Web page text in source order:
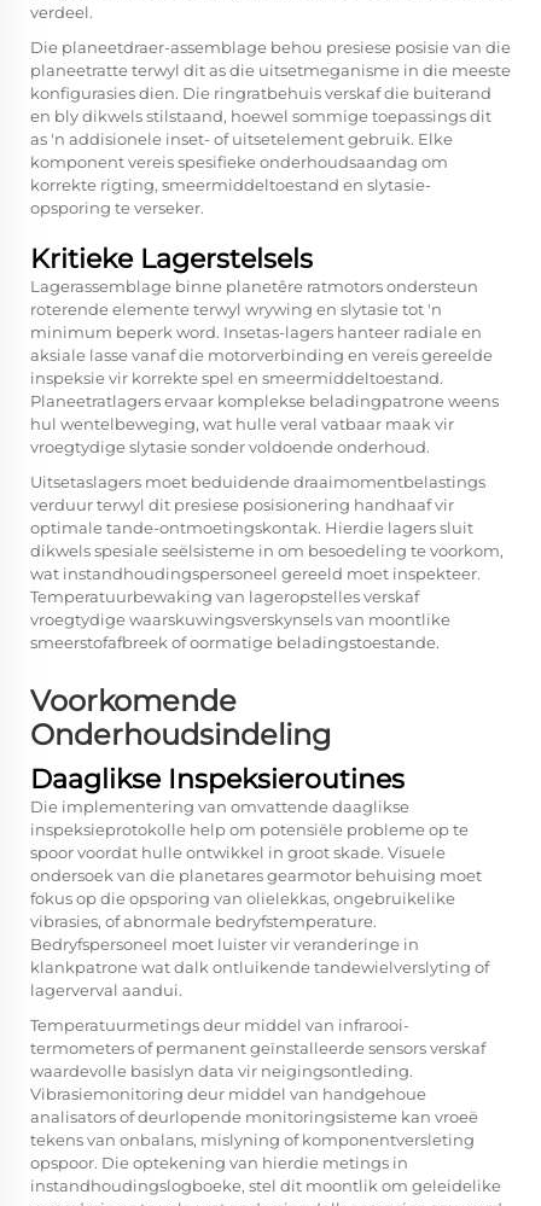
verdeel.
Die planeetdraer-assemblage behou presiese posisie van die
planeetratte terwyl dit as die uitsetmeganisme in die meeste
konfigurasies dien. Die ringratbehuis verskaf die buiterand
en bly dikwels stilstaand, hoewel sommige toepassings dit
as 'n addisionele inset- of uitsetelement gebruik. Elke
komponent vereis spesifieke onderhoudsaandag om
korrekte rigting, smeermiddeltoestand en slytasie-
opsporing te verseker.
Kritieke Lagerstelsels
Lagerassemblage binne planetêre ratmotors ondersteun
roterende elemente terwyl wrywing en slytasie tot 'n
minimum beperk word. Insetas-lagers hanteer radiale en
aksiale lasse vanaf die motorverbinding en vereis gereelde
inspeksie vir korrekte spel en smeermiddeltoestand.
Planeetratlagers ervaar komplekse beladingpatrone weens
hul wentelbeweging, wat hulle veral vatbaar maak vir
vroegtydige slytasie sonder voldoende onderhoud.
Uitsetaslagers moet beduidende draaimomentbelastings
verduur terwyl dit presiese posisionering handhaaf vir
optimale tande-ontmoetingskontak. Hierdie lagers sluit
dikwels spesiale seëlsisteme in om besoedeling te voorkom,
wat instandhoudingspersoneel gereeld moet inspekteer.
Temperatuurbewaking van lageropstelles verskaf
vroegtydige waarskuwingsverskynsels van moontlike
smeerstofafbreek of oormatige beladingstoestande.
Voorkomende
Onderhoudsindeling
Daaglikse Inspeksieroutines
Die implementering van omvattende daaglikse
inspeksieprotokolle help om potensiële probleme op te
spoor voordat hulle ontwikkel in groot skade. Visuele
ondersoek van die planetares gearmotor behuising moet
fokus op die opsporing van olielekkas, ongebruikelike
vibrasies, of abnormale bedryfstemperature.
Bedryfspersoneel moet luister vir veranderinge in
klankpatrone wat dalk ontluikende tandewielverslyting of
lagerverval aandui.
Temperatuurmetings deur middel van infrarooi-
termometers of permanent geïnstalleerde sensors verskaf
waardevolle basislyn data vir neigingsontleding.
Vibrasiemonitoring deur middel van handgehoue
analisators of deurlopende monitoringsisteme kan vroeë
tekens van onbalans, mislyning of komponentversleting
opspoor. Die optekening van hierdie metings in
instandhoudingslogboeke, stel dit moontlik om geleidelike